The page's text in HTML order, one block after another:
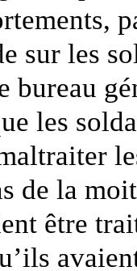
sur les
bureau
les
de la
être